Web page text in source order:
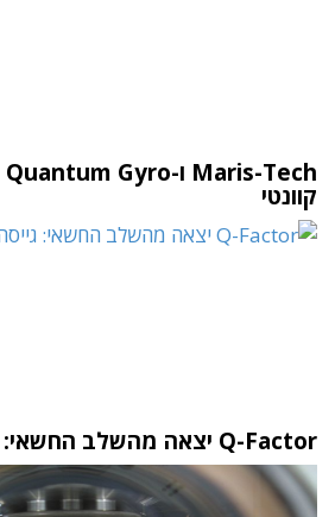
קוונטי
Q-Factor יצאה מהשלב החשאי: גייסה 24 מ' דולר